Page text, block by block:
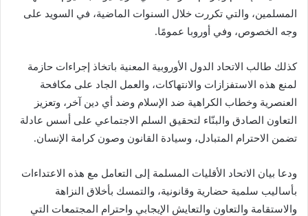
المسلمين، والتي تكررت خلال السنوات الماضية، في السويد على
وجه الخصوص، وفي أوروبا عمومًا.
كذلك طالب الاتحاد الدول الأوروبية المعنية باتخاذ إجراءات حازمة
لمنع هذه الاستفزازات والانتهاكات، والعمل الجاد على مكافحة
العنصرية وخطاب الكراهية ضد الإسلام وضد أي دين آخر، وتعزيز
التعاون الصادق والبنّاء لتحقيق السلم الاجتماعي على أسس عادلة
تضمن الاحترام المتبادل، وسيادة القانون وصون كرامة الإنسان.
ودعا بيان الاتحاد الأقليات المسلمة إلى التعامل مع هذه الاعتداءات
بأساليب سلمية حضارية وقانونية، والتمسك بأخلاق النزاهة
والاستقامة والتعاون والتعايش الإيجابي واحترام المجتمعات التي